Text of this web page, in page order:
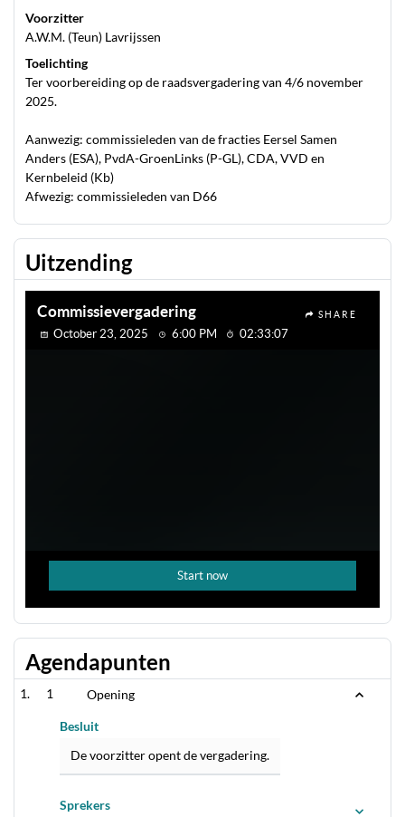
Voorzitter
A.W.M. (Teun) Lavrijssen
Toelichting
Ter voorbereiding op de raadsvergadering van 4/6 november
2025.
Aanwezig: commissieleden van de fracties Eersel Samen
Anders (ESA), PvdA-GroenLinks (P-GL), CDA, VVD en
Kernbeleid (Kb)
Afwezig: commissieleden van D66
Uitzending
Agendapunten
1 Opening
Besluit
De voorzitter opent de vergadering.
Sprekers